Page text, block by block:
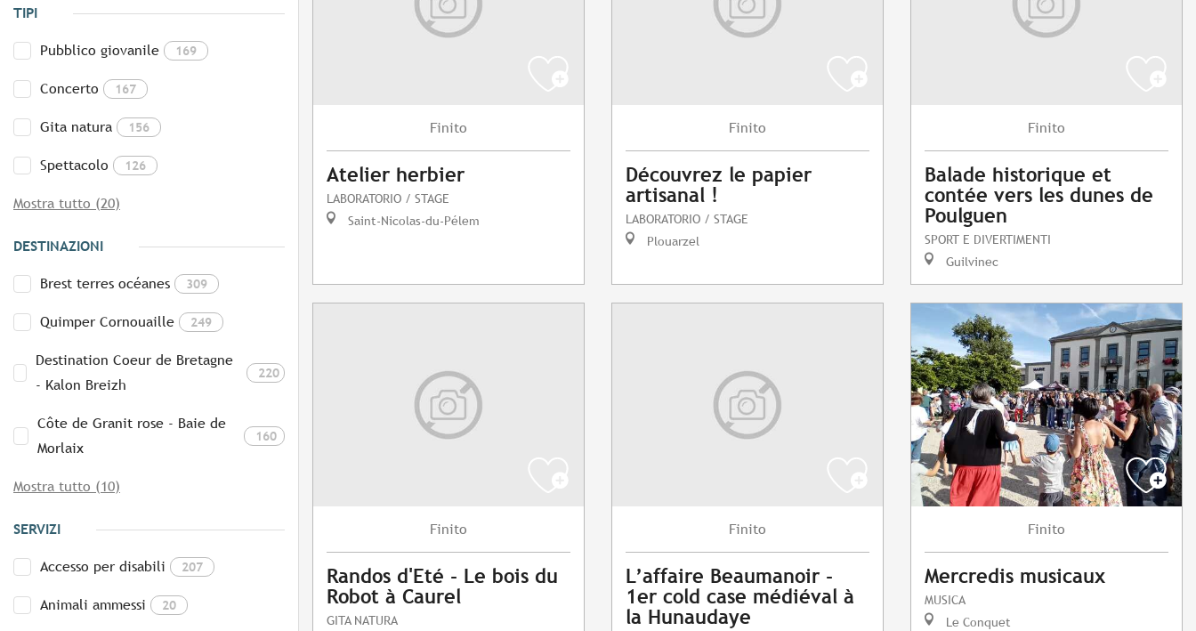
TIPI
Pubblico giovanile 169
Concerto 167
Gita natura 156
Spettacolo 126
Mostra tutto (20)
DESTINAZIONI
Brest terres océanes 309
Quimper Cornouaille 249
Destination Coeur de Bretagne
- Kalon Breizh
220
Côte de Granit rose - Baie de
Morlaix
160
Mostra tutto (10)
SERVIZI
Accesso per disabili 207
Animali ammessi 20
Finito
Atelier herbier
LABORATORIO / STAGE
Saint-Nicolas-du-Pélem
Finito
Découvrez le papier
artisanal !
LABORATORIO / STAGE
Plouarzel
Finito
Balade historique et
contée vers les dunes de
Poulguen
SPORT E DIVERTIMENTI
Guilvinec
Finito
Randos d'Eté - Le bois du
Robot à Caurel
GITA NATURA
Finito
L’affaire Beaumanoir -
1er cold case médiéval à
la Hunaudaye
Finito
Mercredis musicaux
MUSICA
Le Conquet